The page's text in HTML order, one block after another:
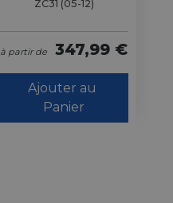
ZC31 (05-12)
à partir de 347,99 €
Ajouter au
Panier